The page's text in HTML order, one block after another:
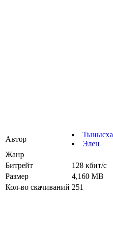
Автор
Элен
Жанр
Битрейт
128 кбит/с
Размер
4,160 MB
Кол-во скачиваний 251